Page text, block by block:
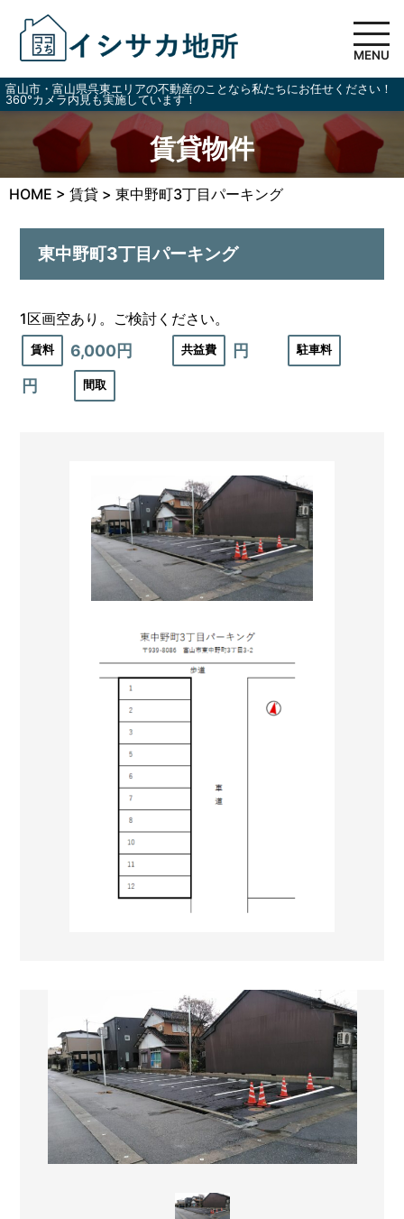
MENU
富山市・富山県呉東エリアの不動産のことなら私たちにお任せください！
360°カメラ内見も実施しています！
賃貸物件
HOME > 賃貸 > 東中野町3丁目パーキング
東中野町3丁目パーキング
1区画空あり。ご検討ください。
賃料 6,000円 共益費 円 駐車料
円 間取